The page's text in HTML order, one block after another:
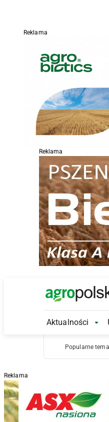
Reklama
Reklama
Main Logo
Aktualności
Popularne
Reklama